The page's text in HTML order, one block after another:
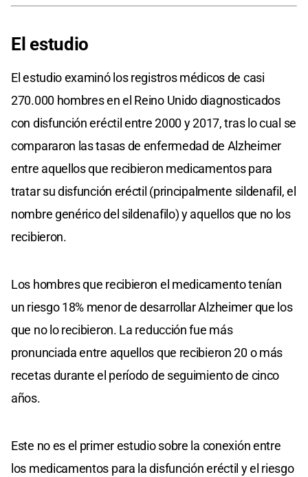
El estudio
El estudio examinó los registros médicos de casi
270.000 hombres en el Reino Unido diagnosticados
con disfunción eréctil entre 2000 y 2017, tras lo cual se
compararon las tasas de enfermedad de Alzheimer
entre aquellos que recibieron medicamentos para
tratar su disfunción eréctil (principalmente sildenafil, el
nombre genérico del sildenafilo) y aquellos que no los
recibieron.
Los hombres que recibieron el medicamento tenían
un riesgo 18% menor de desarrollar Alzheimer que los
que no lo recibieron. La reducción fue más
pronunciada entre aquellos que recibieron 20 o más
recetas durante el período de seguimiento de cinco
años.
Este no es el primer estudio sobre la conexión entre
los medicamentos para la disfunción eréctil y el riesgo